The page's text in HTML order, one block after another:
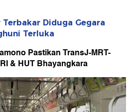
Terbakar Diduga Gegara
Terluka
Pastikan TransJ-MRT-
& HUT Bhayangkara